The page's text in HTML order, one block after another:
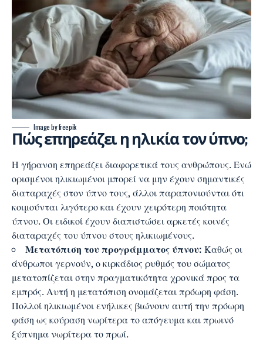
Image by freepik
Πώς επηρεάζει η ηλικία τον ύπνο;
Η γήρανση επηρεάζει διαφορετικά τους ανθρώπους. Ενώ
ορισμένοι ηλικιωμένοι μπορεί να μην έχουν σημαντικές
διαταραχές στον ύπνο τους, άλλοι παραπονιούνται ότι
κοιμούνται λιγότερο και έχουν χειρότερη ποιότητα
ύπνου. Οι ειδικοί έχουν διαπιστώσει αρκετές κοινές
διαταραχές του ύπνου στους ηλικιωμένους.
Μετατόπιση του προγράμματος ύπνου: Καθώς οι
άνθρωποι γερνούν, ο κιρκάδιος ρυθμός του σώματος
μετατοπίζεται στην πραγματικότητα χρονικά προς τα
εμπρός. Αυτή η μετατόπιση ονομάζεται πρόωρη φάση.
Πολλοί ηλικιωμένοι ενήλικες βιώνουν αυτή την πρόωρη
φάση ως κούραση νωρίτερα το απόγευμα και πρωινό
ξύπνημα νωρίτερα το πρωί.